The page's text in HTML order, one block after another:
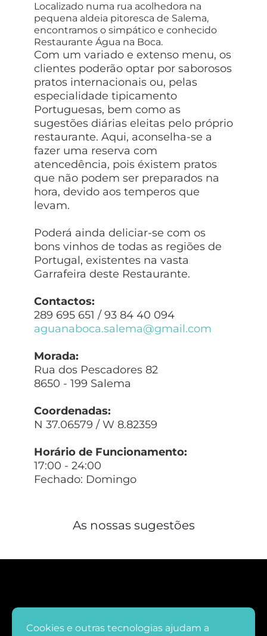
Localizado numa rua acolhedora na
pequena aldeia pitoresca de Salema,
encontramos o simpático e conhecido
Restaurante Água na Boca.
Com um variado e extenso menu, os
clientes poderão optar por saborosos
pratos internacionais ou, pelas
especialidade tipicamento
Portuguesas, bem como as
sugestões diárias eleitas pelo próprio
restaurante. Aqui, aconselha-se a
fazer uma reserva com
atencedência, pois éxistem pratos
que não podem ser preparados na
hora, devido aos temperos que
levam.
Poderá ainda deliciar-se com os
bons vinhos de todas as regiões de
Portugal, existentes na vasta
Garrafeira deste Restaurante.
Contactos:
289 695 651 / 93 84 40 094
aguanaboca.salema@gmail.com
Morada:
Rua dos Pescadores 82
8650 - 199 Salema
Coordenadas:
N 37.06579 / W 8.82359
Horário de Funcionamento:
17:00 - 24:00
Fechado: Domingo
As nossas sugestões
Cookies e outras tecnologias ajudam a